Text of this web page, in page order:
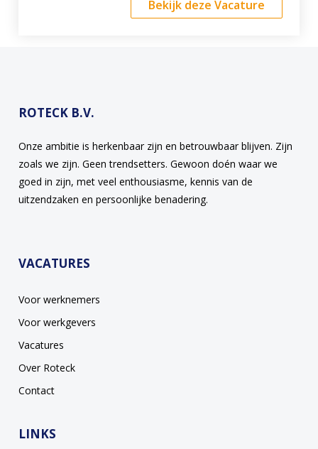
Bekijk deze Vacature
ROTECK B.V.
Onze ambitie is herkenbaar zijn en betrouwbaar blijven. Zijn
zoals we zijn. Geen trendsetters. Gewoon doén waar we
goed in zijn, met veel enthousiasme, kennis van de
uitzendzaken en persoonlijke benadering.
VACATURES
Voor werknemers
Voor werkgevers
Vacatures
Over Roteck
Contact
LINKS